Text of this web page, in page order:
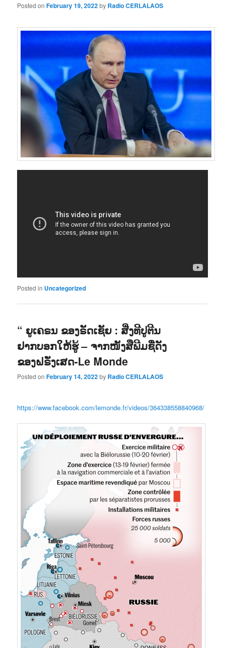
Posted onFebruary 19, 2022by Radio CERLALAOS
Posted in Uncategorized
“ ຍູເຄຣນ ຂອງຣັດເຊັຍ : ສີ່ງທີປູຕີນ
ຢາກບອກໃຫ້ຮູ້ – ຈາກໜັງສືພີມຊື່ດັງ
ຂອງຝຣັ່ງເສດ-Le Monde
Posted onFebruary 14, 2022by Radio CERLALAOS
https://www.facebook.com/lemonde.fr/videos/364338558840968/